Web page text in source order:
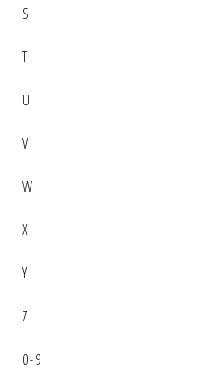
S
T
U
V
W
X
Y
Z
0-9